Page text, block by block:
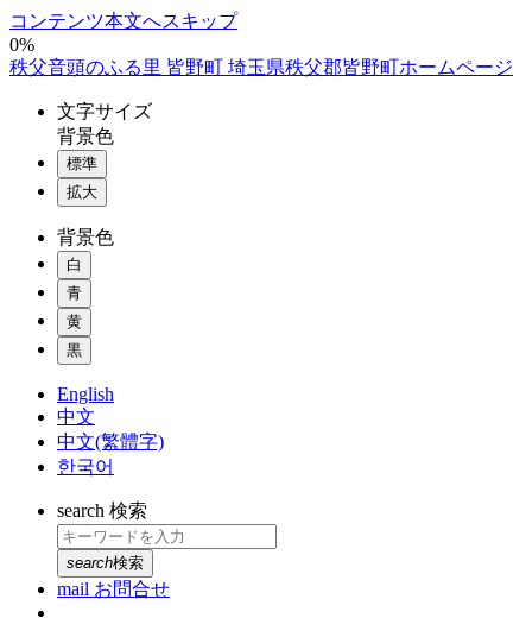
コンテンツ本文へスキップ
0%
秩父音頭のふる里 皆野町 埼玉県秩父郡皆野町ホームページ
文字サイズ
背景色
標準
拡大
背景色
白
青
黄
黒
English
中文
中文(繁體字)
한국어
search 検索
search検索
mail お問合せ